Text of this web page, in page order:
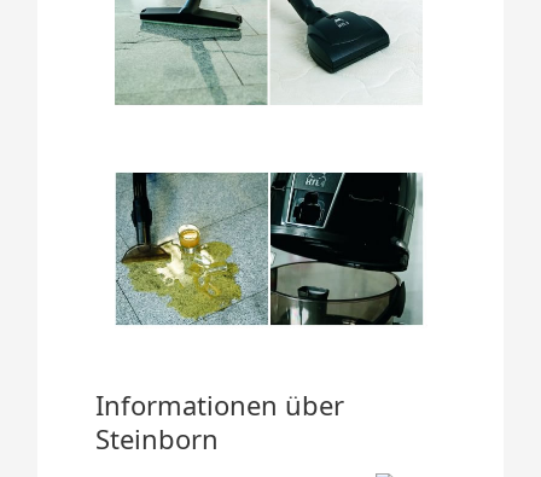
Informationen über
Steinborn